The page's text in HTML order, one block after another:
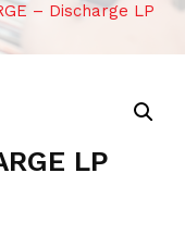
– Discharge LP
LP